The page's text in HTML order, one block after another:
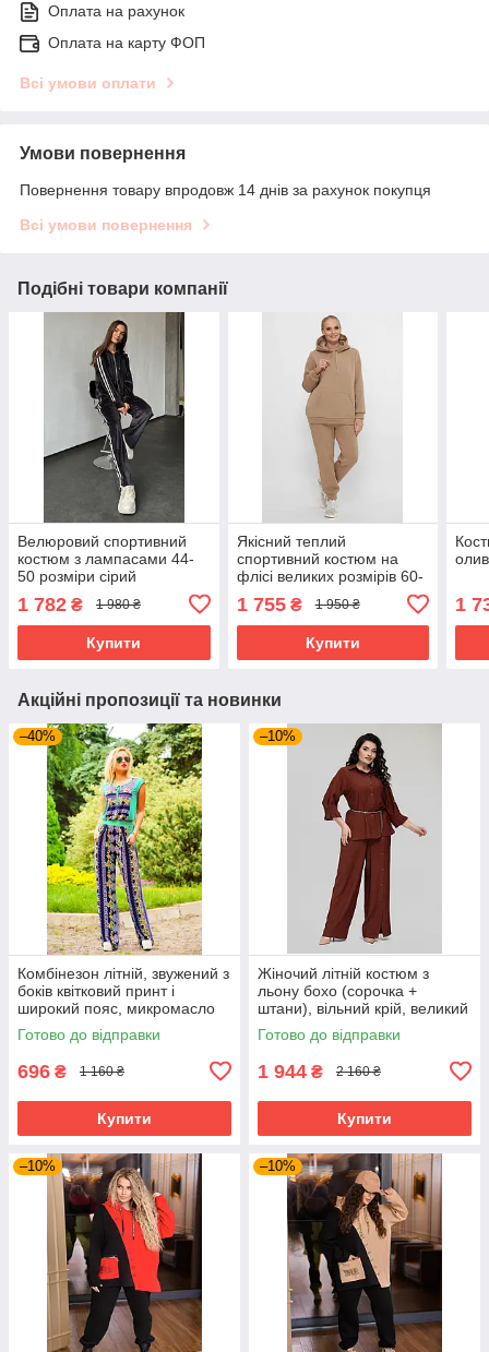
Оплата на рахунок
Оплата на карту ФОП
Всі умови оплати
Умови повернення
Повернення товару впродовж 14 днів за рахунок покупця
Всі умови повернення
Подібні товари компанії
Велюровий спортивний
костюм з лампасами 44-
50 розміри сірий
1 782 ₴ 1 980 ₴
Купити
Якісний теплий
спортивний костюм на
флісі великих розмірів 60-
1 755₴ 1 950 ₴
Купити
1
Акційні пропозиції та новинки
–40%
Комбінезон літній, звужений з
боків квітковий принт і
широкий пояс, микромасло
Готово до відправки
696 ₴ 1 160 ₴
Купити
–10%
Жіночий літній костюм з
льону бохо (сорочка +
штани), вільний крій, великий
розмір 52 кориця
Готово до відправки
1 944 ₴ 2 160 ₴
Купити
–10% –10%